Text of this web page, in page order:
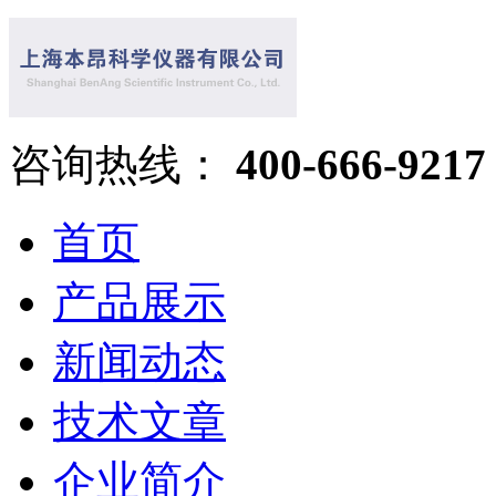
咨询热线： 400-666-9217
首页
产品展示
新闻动态
技术文章
企业简介